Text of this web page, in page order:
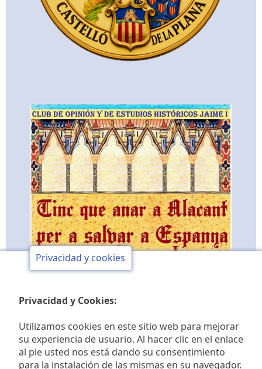
Club de opinión y de
Privacidad y cookies
Privacidad y Cookies:
Utilizamos cookies en este sitio web para mejorar
su experiencia de usuario. Al hacer clic en el enlace
al pie usted nos está dando su consentimiento
para la instalación de las mismas en su navegador.